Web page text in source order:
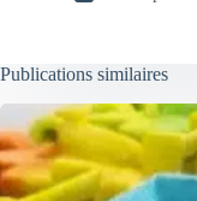
Publications similaires